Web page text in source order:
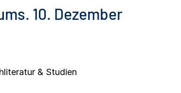
10. Dezember
& Studien